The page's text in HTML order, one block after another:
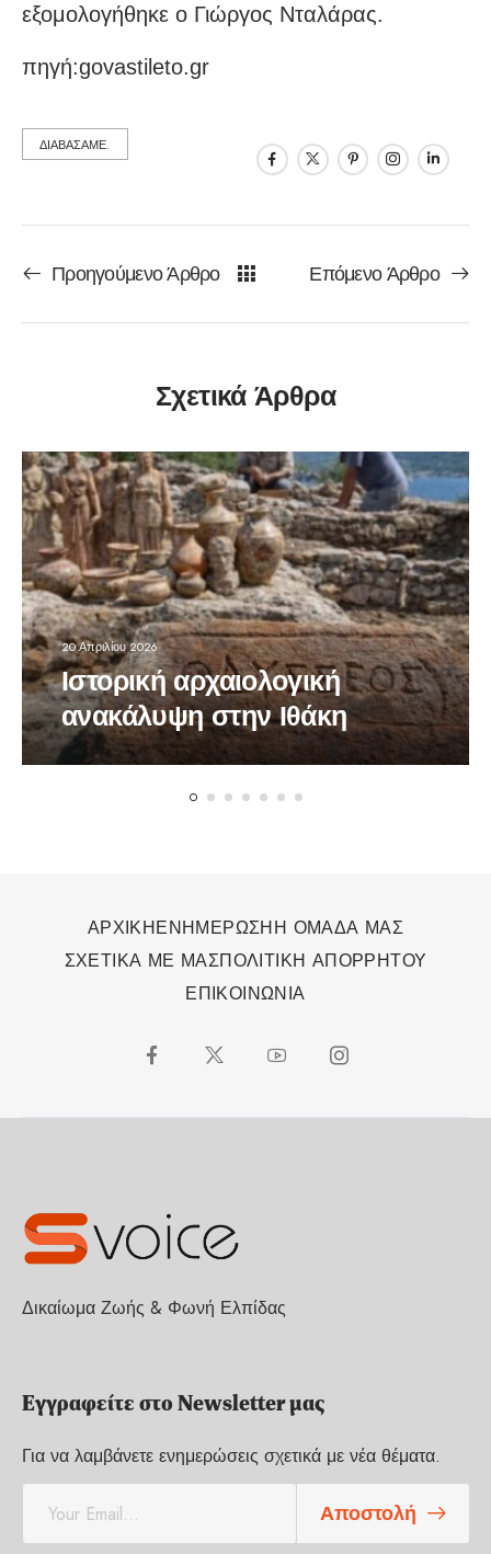
εξομολογήθηκε ο Γιώργος Νταλάρας.
πηγή:govastileto.gr
ΔΙΑΒΑΣΑΜΕ.
Προηγούμενο Άρθρο Επόμενο Άρθρο
Σχετικά Άρθρα
20 Απριλίου 2026
Ιστορική αρχαιολογική
ανακάλυψη στην Ιθάκη
ΑΡΧΙΚΗΕΝΗΜΕΡΩΣΗΗ ΟΜΑΔΑ ΜΑΣ
ΣΧΕΤΙΚΑ ΜΕ ΜΑΣΠΟΛΙΤΙΚΗ ΑΠΟΡΡΗΤΟΥ
ΕΠΙΚΟΙΝΩΝΙΑ
Δικαίωμα Ζωής & Φωνή Ελπίδας
Εγγραφείτε στο Newsletter μας
Για να λαμβάνετε ενημερώσεις σχετικά με νέα θέματα.
a
Αποστολή